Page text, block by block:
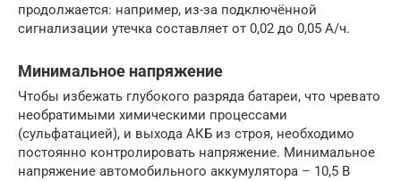
продолжается: например, из-за подключённой
сигнализации утечка составляет от 0,02 до 0,05 А/ч.
Минимальное напряжение
Чтобы избежать глубокого разряда батареи, что чревато
необратимыми химическими процессами
(сульфатацией), и выхода АКБ из строя, необходимо
постоянно контролировать напряжение. Минимальное
напряжение автомобильного аккумулятора – 10,5 В